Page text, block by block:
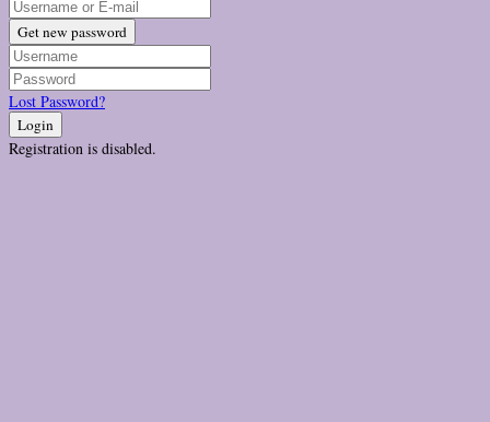
Get new password
Lost Password?
Login
Registration is disabled.